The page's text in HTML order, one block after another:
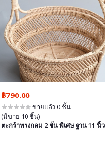
฿790.00
ขายแล้ว 0 ชิ้น
(มีขาย 10 ชิ้น)
ตะกร้าทรงกลม 2 ชั้น พิเศษ ฐาน 11 นิ้ว